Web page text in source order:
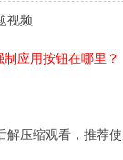
视频
应用按钮在哪里？
解压缩观看，推荐